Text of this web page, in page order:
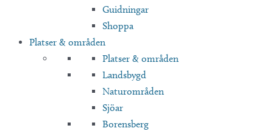
Guidningar
Shoppa
Platser & områden
Platser & områden
Landsbygd
Naturområden
Sjöar
Borensberg